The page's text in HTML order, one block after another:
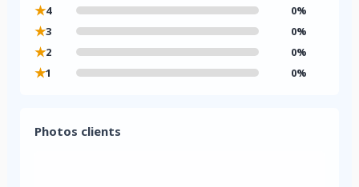
★4 0%
★3 0%
★2 0%
★1 0%
Photos clients